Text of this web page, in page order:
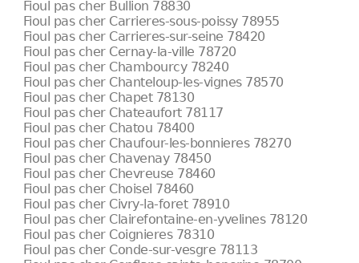
Fioul pas cher Bullion 78830
Fioul pas cher Carrieres-sous-poissy 78955
Fioul pas cher Carrieres-sur-seine 78420
Fioul pas cher Cernay-la-ville 78720
Fioul pas cher Chambourcy 78240
Fioul pas cher Chanteloup-les-vignes 78570
Fioul pas cher Chapet 78130
Fioul pas cher Chateaufort 78117
Fioul pas cher Chatou 78400
Fioul pas cher Chaufour-les-bonnieres 78270
Fioul pas cher Chavenay 78450
Fioul pas cher Chevreuse 78460
Fioul pas cher Choisel 78460
Fioul pas cher Civry-la-foret 78910
Fioul pas cher Clairefontaine-en-yvelines 78120
Fioul pas cher Coignieres 78310
Fioul pas cher Conde-sur-vesgre 78113